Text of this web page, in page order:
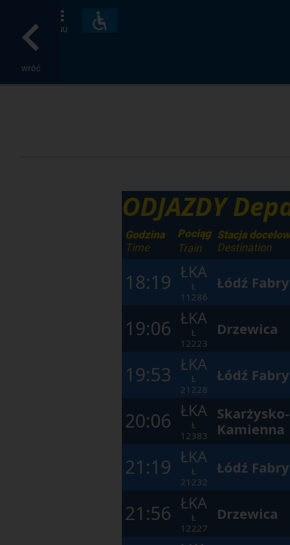
wróć
MENU
Dostępność
i
ODJAZDY
Godzina
Time
Pociąg
Train
Stacja
Destination
18:19 ŁKA
Ł
11286
Łódź
19:06 ŁKA
Ł
12223
Drzewica
19:53 ŁKA
Ł
21228
Łódź
20:06 ŁKA
Ł
12383
Skarżysko-
Kamienna
21:19 ŁKA
Ł
21232
Łódź
21:56 ŁKA
Ł
12227
Drzewica